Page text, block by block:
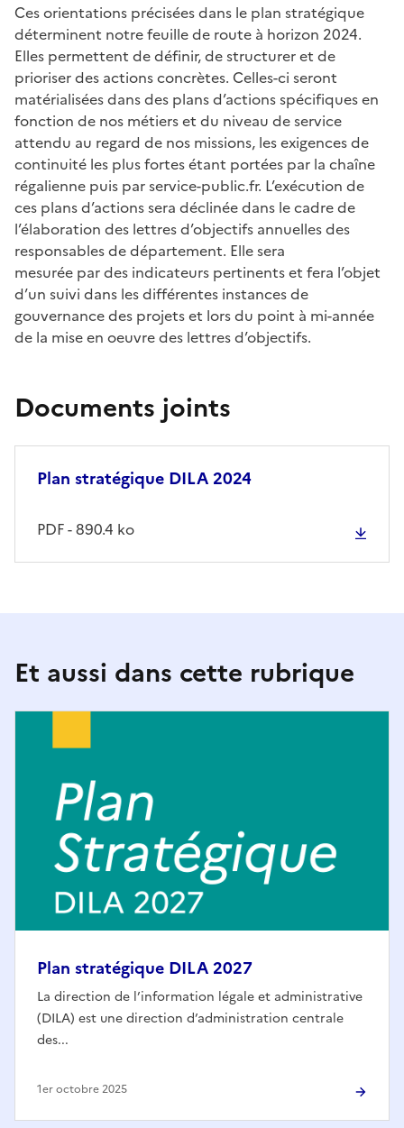
Ces orientations précisées dans le plan stratégique
déterminent notre feuille de route à horizon 2024.
Elles permettent de définir, de structurer et de
prioriser des actions concrètes. Celles-ci seront
matérialisées dans des plans d’actions spécifiques en
fonction de nos métiers et du niveau de service
attendu au regard de nos missions, les exigences de
continuité les plus fortes étant portées par la chaîne
régalienne puis par service-public.fr. L’exécution de
ces plans d’actions sera déclinée dans le cadre de
l’élaboration des lettres d’objectifs annuelles des
responsables de département. Elle sera
mesurée par des indicateurs pertinents et fera l’objet
d’un suivi dans les différentes instances de
gouvernance des projets et lors du point à mi-année
de la mise en oeuvre des lettres d’objectifs.
Documents joints
Plan stratégique DILA 2024
PDF - 890.4 ko
Et aussi dans cette rubrique
Plan stratégique DILA 2027
La direction de l’information légale et administrative
(DILA) est une direction d’administration centrale
des...
1er octobre 2025